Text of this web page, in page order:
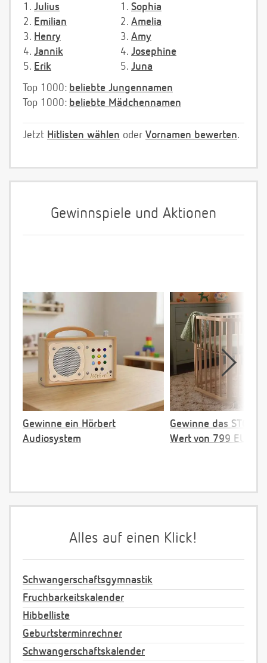
1. Julius
2. Emilian
3. Henry
4. Jannik
5. Erik
1. Sophia
2. Amelia
3. Amy
4. Josephine
5. Juna
Top 1000: beliebte Jungennamen
Top 1000: beliebte Mädchennamen
Jetzt Hitlisten wählen oder Vornamen bewerten.
Gewinnspiele und Aktionen
Gewinne ein Hörbert
Audiosystem
Gewinne das
Wert von 799 EUR
Alles auf einen Klick!
Schwangerschaftsgymnastik
Fruchbarkeitskalender
Hibbelliste
Geburtsterminrechner
Schwangerschaftskalender